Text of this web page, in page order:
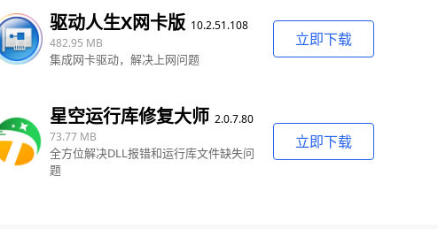
驱动人生X网卡版 10.2.51.108
482.95 MB
集成网卡驱动，解决上网问题
立即下载
星空运行库修复大师 2.0.7.80
73.77 MB
全方位解决DLL报错和运行库文件缺失问
题
立即下载